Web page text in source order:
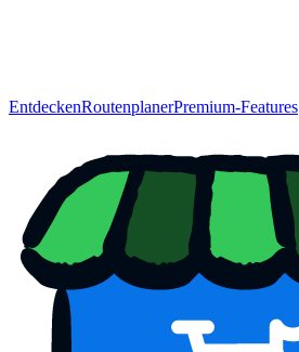
EntdeckenRoutenplanerPremium-Features